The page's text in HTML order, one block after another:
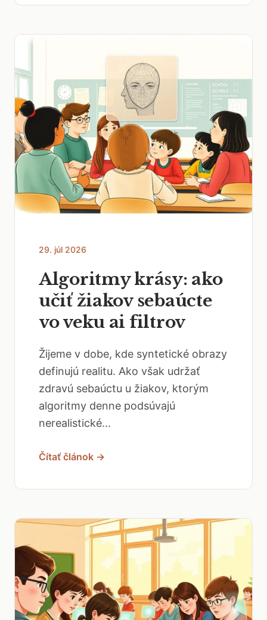
29. júl 2026
Algoritmy krásy: ako
učiť žiakov sebaúcte
vo veku ai filtrov
Žijeme v dobe, kde syntetické obrazy
definujú realitu. Ako však udržať
zdravú sebaúctu u žiakov, ktorým
algoritmy denne podsúvajú
nerealistické...
Čítať článok →